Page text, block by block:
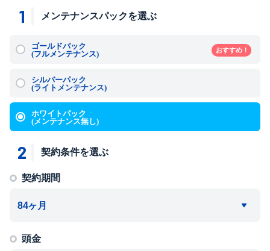
1 メンテナンスパックを選ぶ
ゴールドパック
(フルメンテナンス)
おすすめ！
シルバーパック
(ライトメンテナンス)
ホワイトパック
(メンテナンス無し)
2 契約条件を選ぶ
契約期間
頭金